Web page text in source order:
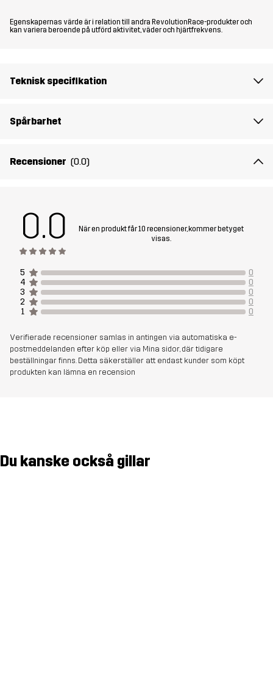
95% Polyamid (Återvunnen), 5% Elastan
Baksida
Material 2
Baksida
Foder 100% Polyester
Andningsförmåga: 25 000 g/m²/24h
Vikt 727g i storlek M
Skapad för
KLÄTTRING & BERGSBESTIGNING
UTFÖRSÅKNING
Egenskapernas värde är i relation till andra RevolutionRace-produkter och
kan variera beroende på utförd aktivitet, väder och hjärtfrekvens.
Teknisk specifikation
Spårbarhet
Recensioner (0.0)
0.0
När en produkt får 10 recensioner, kommer betyget
visas.
5
0
4
0
3
0
2
0
1
0
Verifierade recensioner samlas in antingen via automatiska e-
postmeddelanden efter köp eller via Mina sidor, där tidigare
beställningar finns. Detta säkerställer att endast kunder som köpt
produkten kan lämna en recension
Du kanske också gillar